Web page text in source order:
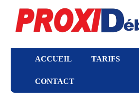
ACCUEIL TARIFS
CONTACT